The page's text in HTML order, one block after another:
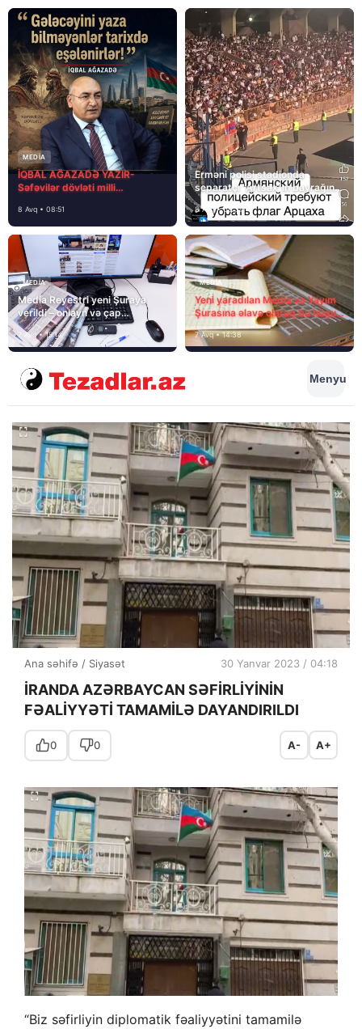
MEDİA
İQBAL AĞAZADƏ YAZIR-
Səfəvilər dövləti milli
8 Avq • 08:51
Erməni polisi stadionda
separatçı “Artsax”ın bayrağını
müsadirə etdi və…
8 Avq • 08:39
MEDİA
Media Reyestri yeni Şuraya
verildi – onlayn və çap
mediasını nə gözləyir?
7 Avq • 15:14
MEDİA
Yeni yaradılan Media və Yayım
Şurasına əlavə olaraq bu hüquq
və vəzifələr də verilib
7 Avq • 14:38
Menyu
Ana səhifə / Siyasət 30 Yanvar 2023 / 04:18
İRANDA AZƏRBAYCAN SƏFİRLİYİNİN
FƏALİYYƏTİ TAMAMİLƏ DAYANDIRILDI
0 0 A- A+
“Biz səfirliyin diplomatik fəaliyyətini tamamilə